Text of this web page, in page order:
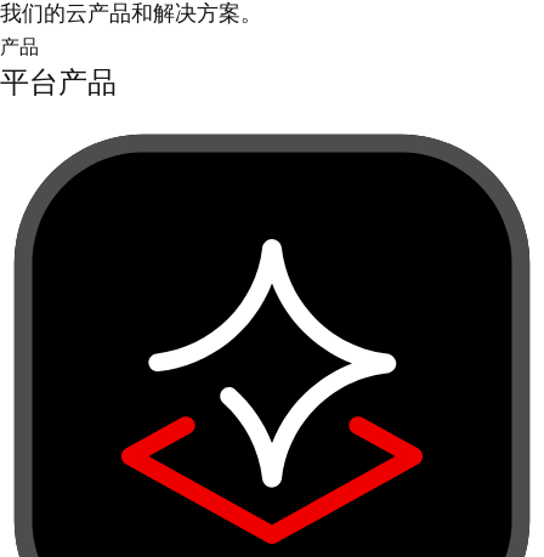
我们的云产品和解决方案。
产品
平台产品